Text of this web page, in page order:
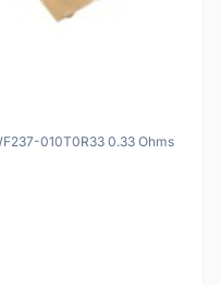
010T0R33 0.33 Ohms